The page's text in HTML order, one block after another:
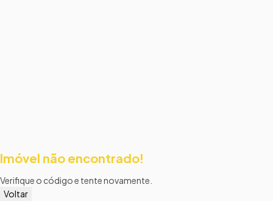
Imóvel não encontrado!
Verifique o código e tente novamente.
Voltar